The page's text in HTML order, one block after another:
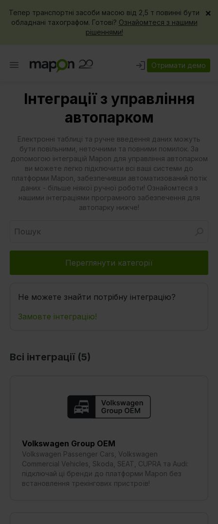
Тепер транспортні засоби масою від 2,5 т повинні бути
обладнані тахографом. Готові? Ознайомтеся з нашими
рішеннями!
×
Отримати демо
Інтеграції з управління
автопарком
Електронні таблиці та ручне введення даних можуть
бути повільними, неточними та повними помилок. За
допомогою інтеграцій Mapon для управління автопарком
ви можете легко підключити всі ваші системи до
платформи Mapon, забезпечивши автоматизований потік
даних - більше ніякої ручної роботи! Ознайомтеся з
нашими інтеграціями програмного забезпечення для
автопарку нижче!
Переглянути категорії
Не можете знайти потрібну інтеграцію?
Замовте інтеграцію!
Всі інтеграції (5)
Volkswagen Group OEM
Volkswagen Passenger Cars, Volkswagen
Commercial Vehicles, Skoda, SEAT, CUPRA та Audi:
підключай ці бренди до платформи Mapon без
встановлення трекінгових пристроїв!